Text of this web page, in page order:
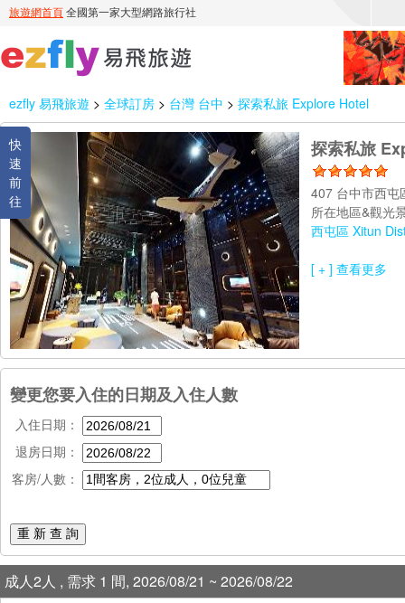
ezfly 易飛旅遊 > 全球訂房 > 台灣 台中 > 探索私旅 Explore Hotel
快
速
前
往
探索私旅
407 台中市西
所在地區&觀光
西屯區 Xitun
[ + ] 查看更多
變更您要入住的日期及入住人數
入住日期：
退房日期：
客房/人數：
重 新 查 詢
成人2人 , 需求 1 間, 2026/08/21 ~ 2026/08/22